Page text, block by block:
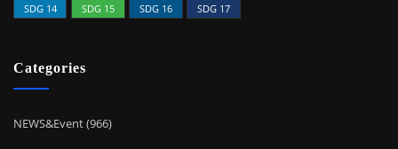
SDG 14
SDG 15 SDG 16 SDG 17
Categories
NEWS&Event (966)